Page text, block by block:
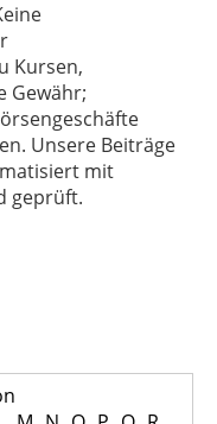
Kursen,
Gewähr;
Unsere Beiträge
mit
geprüft.